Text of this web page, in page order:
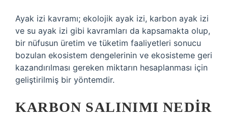
Ayak izi kavramı; ekolojik ayak izi, karbon ayak izi
ve su ayak izi gibi kavramları da kapsamakta olup,
bir nüfusun üretim ve tüketim faaliyetleri sonucu
bozulan ekosistem dengelerinin ve ekosisteme geri
kazandırılması gereken miktarın hesaplanması için
geliştirilmiş bir yöntemdir.
KARBON SALINIMI NEDIR